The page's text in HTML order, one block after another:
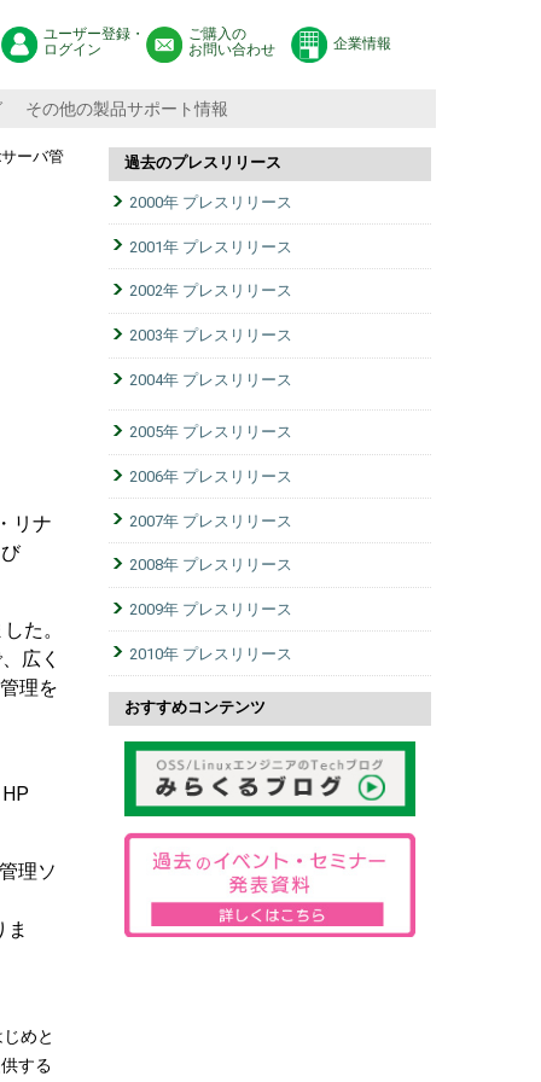
ユーザー登録・
ログイン
ご購入の
お問い合わせ
企業情報
その他の製品サポート情報
ーバ管
リナ
た。
広く
理を
理ソ
ま
めと
する
過去のプレスリリース
2000年 プレスリリース
2001年 プレスリリース
2002年 プレスリリース
2003年 プレスリリース
2004年 プレスリリース
2005年 プレスリリース
2006年 プレスリリース
2007年 プレスリリース
2008年 プレスリリース
2009年 プレスリリース
2010年 プレスリリース
おすすめコンテンツ